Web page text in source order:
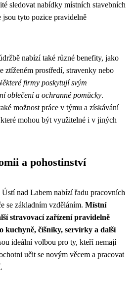
sledovat nabídky místních stavebních
jsou tyto pozice pravidelně
nabízí také různé benefity, jako
ztíženém prostředí, stravenky nebo
firmy poskytují svým
oblečení a ochranné pomůcky.
možnost práce v týmu a získávání
mohou být využitelné i v jiných
a pohostinství
nad Labem nabízí řadu pracovních
se základním vzděláním. Místní
stravovací zařízení pravidelně
kuchyně, číšníky, servírky a další
ideální volbou pro ty, kteří nemají
učit se novým věcem a pracovat